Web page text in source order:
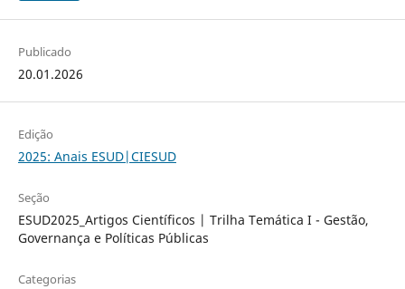
Publicado
20.01.2026
Edição
2025: Anais ESUD|CIESUD
Seção
ESUD2025_Artigos Científicos | Trilha Temática I - Gestão,
Governança e Políticas Públicas
Categorias